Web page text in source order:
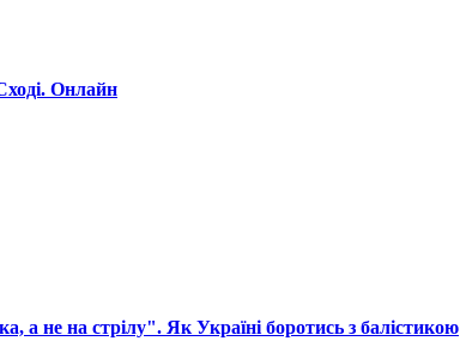
Онлайн
а не на стрілу". Як Україні боротись з балістикою